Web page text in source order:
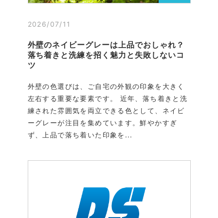
2026/07/11
外壁のネイビーグレーは上品でおしゃれ？
落ち着きと洗練を招く魅力と失敗しないコ
ツ
外壁の色選びは、ご自宅の外観の印象を大きく
左右する重要な要素です。 近年、落ち着きと洗
練された雰囲気を両立できる色として、ネイビ
ーグレーが注目を集めています。鮮やかすぎ
ず、上品で落ち着いた印象を...